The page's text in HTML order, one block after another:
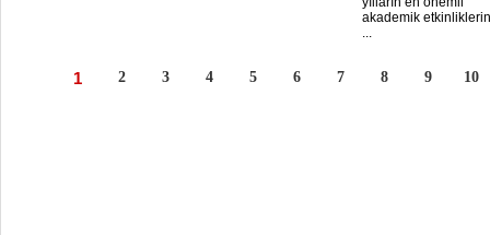
akademik
...
1 2 3 4 5 6 7 8 9 10